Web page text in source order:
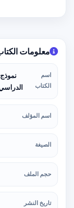
معلومات
اسم
الكتاب
الدراسي مقرر إنج 301
اسم المؤلف
الصيغة
حجم الملف
تاريخ النشر